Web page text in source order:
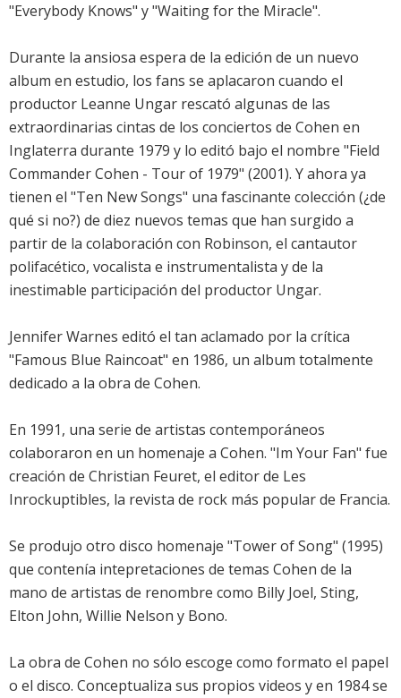
"Everybody Knows" y "Waiting for the Miracle".
Durante la ansiosa espera de la edición de un nuevo
album en estudio, los fans se aplacaron cuando el
productor Leanne Ungar rescató algunas de las
extraordinarias cintas de los conciertos de Cohen en
Inglaterra durante 1979 y lo editó bajo el nombre "Field
Commander Cohen - Tour of 1979" (2001). Y ahora ya
tienen el "Ten New Songs" una fascinante colección (¿de
qué si no?) de diez nuevos temas que han surgido a
partir de la colaboración con Robinson, el cantautor
polifacético, vocalista e instrumentalista y de la
inestimable participación del productor Ungar.
Jennifer Warnes editó el tan aclamado por la crítica
"Famous Blue Raincoat" en 1986, un album totalmente
dedicado a la obra de Cohen.
En 1991, una serie de artistas contemporáneos
colaboraron en un homenaje a Cohen. "Im Your Fan" fue
creación de Christian Feuret, el editor de Les
Inrockuptibles, la revista de rock más popular de Francia.
Se produjo otro disco homenaje "Tower of Song" (1995)
que contenía intepretaciones de temas Cohen de la
mano de artistas de renombre como Billy Joel, Sting,
Elton John, Willie Nelson y Bono.
La obra de Cohen no sólo escoge como formato el papel
o el disco. Conceptualiza sus propios videos y en 1984 se